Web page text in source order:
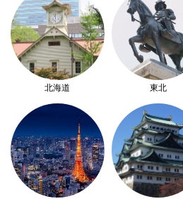
北海道 東北